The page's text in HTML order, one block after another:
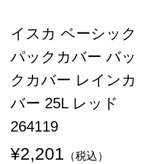
イスカ ベーシック
パックカバー バッ
クカバー レインカ
バー 25L レッド
264119
¥2,201 （税込）